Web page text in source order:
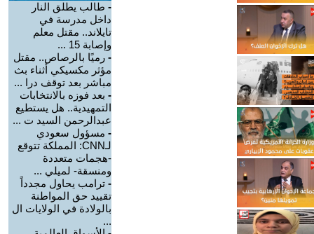
- طالب يطلق النار
داخل مدرسة في
تايلاند.. مقتل معلم
وإصابة 15 ...
- رميًا بالرصاص.. مقتل
مؤثر مكسيكي أثناء بث
مباشر بعد توقف درا ...
- بعد فوزه بالانتخابات
التمهيدية.. هل يستطيع
عبدالرحمن السيد ت ...
- مسؤول سعودي
لـCNN: المملكة تتوقع
-هجمات متعددة
ومنسقة- لميلي ...
- ترامب يحاول مجدداً
تقييد حق المواطنة
بالولادة في الولايات ال
...